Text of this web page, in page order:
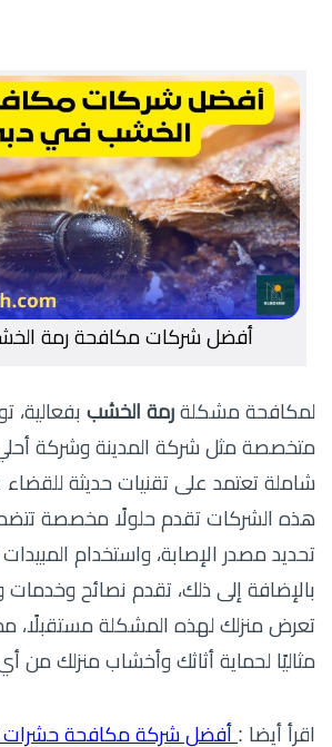
أفضل شركات مكافحة رمة
لمكافحة مشكلة رمة الخشب بفعالية،
متخصصة مثل شركة المدينة وشركة
شاملة تعتمد على تقنيات حديثة
هذه الشركات تقدم حلولًا مخصصة
تحديد مصدر الإصابة، واستخدام المبيدات
بالإضافة إلى ذلك، تقدم نصائح
تعرض منزلك لهذه المشكلة مستقبلًا،
مثاليًا لحماية أثاثك وأخشاب منزلك من
اقرأ أيضا : أفضل شركة مكافحة